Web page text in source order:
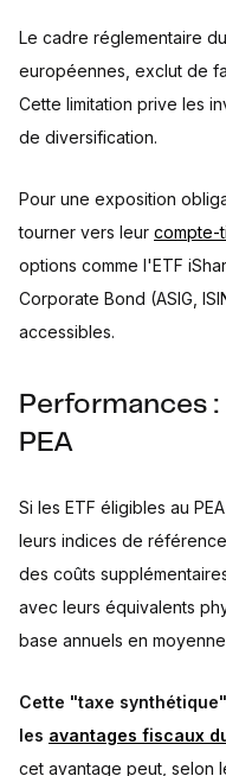
Le cadre réglementaire
européennes, exclut de
Cette limitation prive les
de diversification.
Pour une exposition
tourner vers leur compte-
options comme l'ETF
Corporate Bond (ASIG,
accessibles.
Performances
PEA
Si les ETF éligibles au
leurs indices de
des coûts
avec leurs équivalents
base annuels en
Cette "taxe
les avantages fiscaux
cet avantage peut, selon